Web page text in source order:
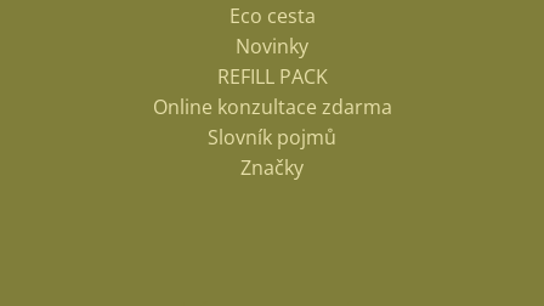
Eco cesta
Novinky
REFILL PACK
Online konzultace zdarma
Slovník pojmů
Značky